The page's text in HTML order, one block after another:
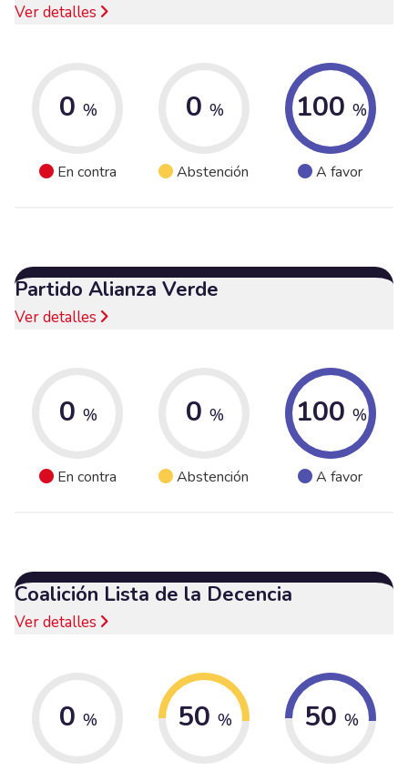
Ver detalles
0 %
En contra
0 %
Abstención
100 %
A favor
Partido Alianza Verde
Ver detalles
0 %
En contra
0 %
Abstención
100 %
A favor
Coalición Lista de la Decencia
Ver detalles
0 % 50 % 50 %